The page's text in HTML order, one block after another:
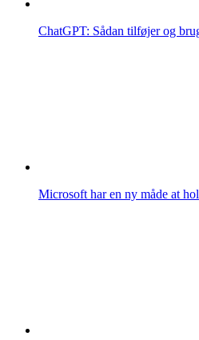
ChatGPT: Sådan tilføjer og
Microsoft har en ny måde at